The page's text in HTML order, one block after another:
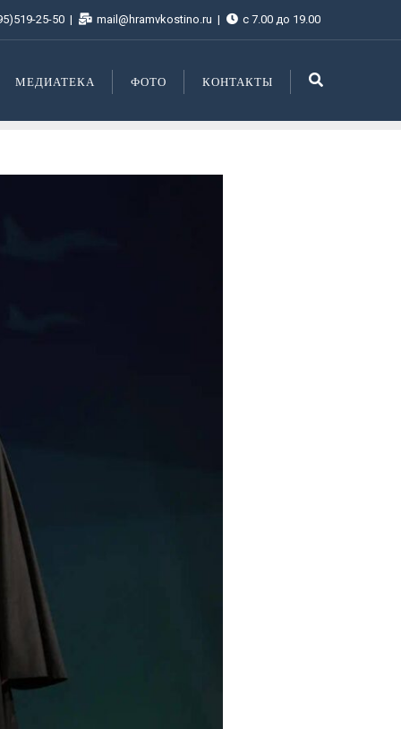
25-50 mail@hramvkostino.ru с 7.00 до 19.00
МЕДИАТЕКА ФОТО КОНТАКТЫ